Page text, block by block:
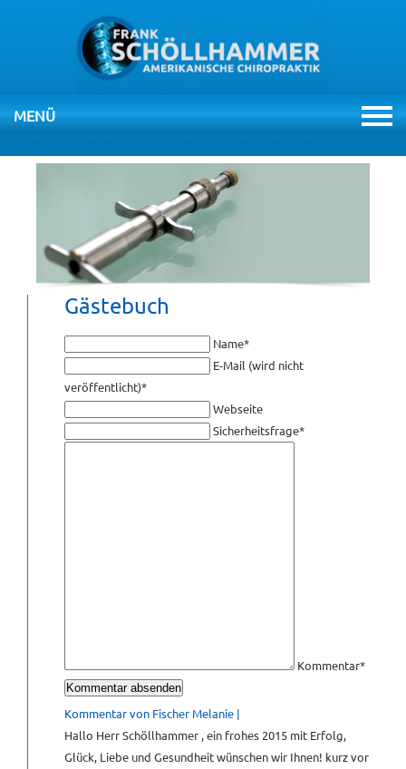
MENÜ
ÜBERSPRINGEN
HOME
THERAPIEN
CHIROPRAKTIK
VIDEOS
KONTAKT
Gästebuch
Pflichtfeld
Name*
Pflichtfeld
E-Mail (wird nicht
veröffentlicht)*
Webseite
Pflichtfeld
Sicherheitsfrage*Bitte
Kommentar*
Kommentar von Fischer Melanie |
Hallo Herr Schöllhammer , ein frohes 2015 mit Erfolg,
Glück, Liebe und Gesundheit wünschen wir Ihnen! kurz vor